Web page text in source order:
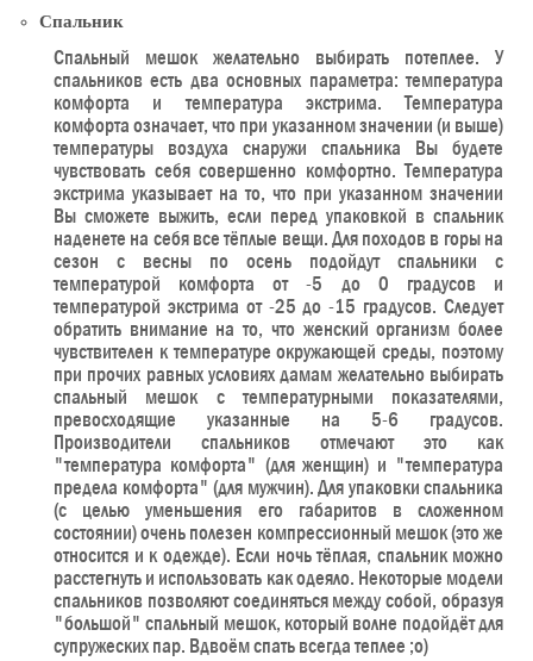
Спальник
Спальный мешок желательно выбирать потеплее. У
спальников есть два основных параметра: температура
комфорта и температура экстрима. Температура
комфорта означает, что при указанном значении (и выше)
температуры воздуха снаружи спальника Вы будете
чувствовать себя совершенно комфортно. Температура
экстрима указывает на то, что при указанном значении
Вы сможете выжить, если перед упаковкой в спальник
наденете на себя все тёплые вещи. Для походов в горы на
сезон с весны по осень подойдут спальники с
температурой комфорта от -5 до 0 градусов и
температурой экстрима от -25 до -15 градусов. Следует
обратить внимание на то, что женский организм более
чувствителен к температуре окружающей среды, поэтому
при прочих равных условиях дамам желательно выбирать
спальный мешок с температурными показателями,
превосходящие указанные на 5-6 градусов.
Производители спальников отмечают это как
"температура комфорта" (для женщин) и "температура
предела комфорта" (для мужчин). Для упаковки спальника
(с целью уменьшения его габаритов в сложенном
состоянии) очень полезен компрессионный мешок (это же
относится и к одежде). Если ночь тёплая, спальник можно
расстегнуть и использовать как одеяло. Некоторые модели
спальников позволяют соединяться между собой, образуя
"большой" спальный мешок, который волне подойдёт для
супружеских пар. Вдвоём спать всегда теплее ;o)